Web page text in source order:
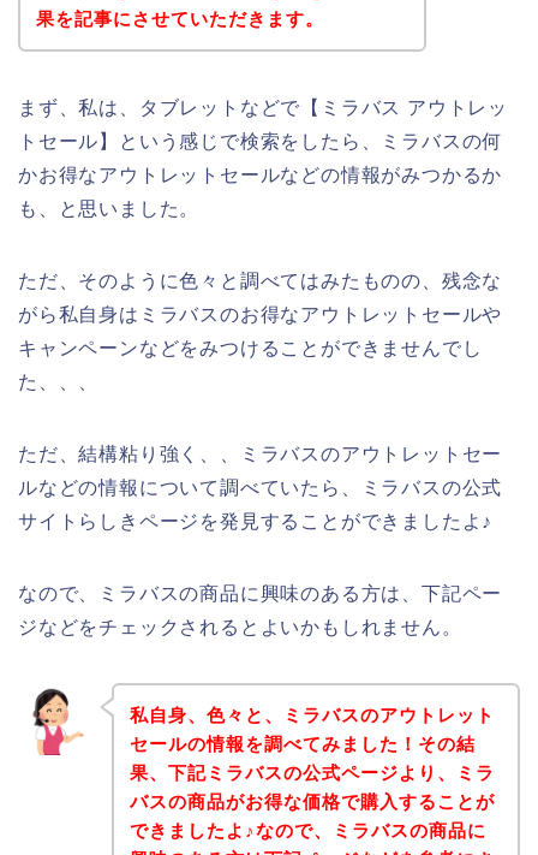
果を記事にさせていただきます。
まず、私は、タブレットなどで【ミラバス アウトレッ
トセール】という感じで検索をしたら、ミラバスの何
かお得なアウトレットセールなどの情報がみつかるか
も、と思いました。
ただ、そのように色々と調べてはみたものの、残念な
がら私自身はミラバスのお得なアウトレットセールや
キャンペーンなどをみつけることができませんでし
た、、、
ただ、結構粘り強く、、ミラバスのアウトレットセー
ルなどの情報について調べていたら、ミラバスの公式
サイトらしきページを発見することができましたよ♪
なので、ミラバスの商品に興味のある方は、下記ペー
ジなどをチェックされるとよいかもしれません。
私自身、色々と、ミラバスのアウトレット
セールの情報を調べてみました！その結
果、下記ミラバスの公式ページより、ミラ
バスの商品がお得な価格で購入することが
できましたよ♪なので、ミラバスの商品に